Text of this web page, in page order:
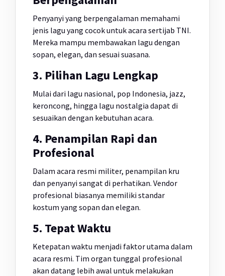
Penyanyi yang berpengalaman memahami
jenis lagu yang cocok untuk acara sertijab TNI.
Mereka mampu membawakan lagu dengan
sopan, elegan, dan sesuai suasana.
3. Pilihan Lagu Lengkap
Mulai dari lagu nasional, pop Indonesia, jazz,
keroncong, hingga lagu nostalgia dapat di
sesuaikan dengan kebutuhan acara.
4. Penampilan Rapi dan
Profesional
Dalam acara resmi militer, penampilan kru
dan penyanyi sangat di perhatikan. Vendor
profesional biasanya memiliki standar
kostum yang sopan dan elegan.
5. Tepat Waktu
Ketepatan waktu menjadi faktor utama dalam
acara resmi. Tim organ tunggal profesional
akan datang lebih awal untuk melakukan